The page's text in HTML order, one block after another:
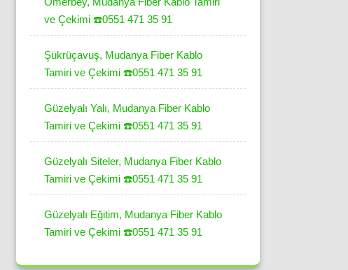
ve Çekimi ☎️0551 471 35 91
Şükrüçavuş, Mudanya Fiber Kablo
Tamiri ve Çekimi ☎️0551 471 35 91
Güzelyalı Yalı, Mudanya Fiber Kablo
Tamiri ve Çekimi ☎️0551 471 35 91
Güzelyalı Siteler, Mudanya Fiber Kablo
Tamiri ve Çekimi ☎️0551 471 35 91
Güzelyalı Eğitim, Mudanya Fiber Kablo
Tamiri ve Çekimi ☎️0551 471 35 91